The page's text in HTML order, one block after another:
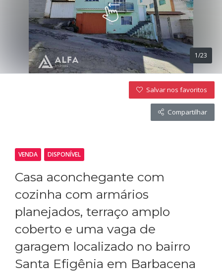
1/23
Salvar nos favoritos
Compartilhar
VENDA DISPONÍVEL
Casa aconchegante com
cozinha com armários
planejados, terraço amplo
coberto e uma vaga de
garagem localizado no bairro
Santa Efigênia em Barbacena